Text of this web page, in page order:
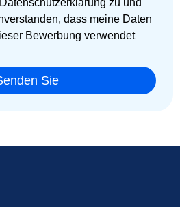
dass meine Daten
Bewerbung verwendet
Sie